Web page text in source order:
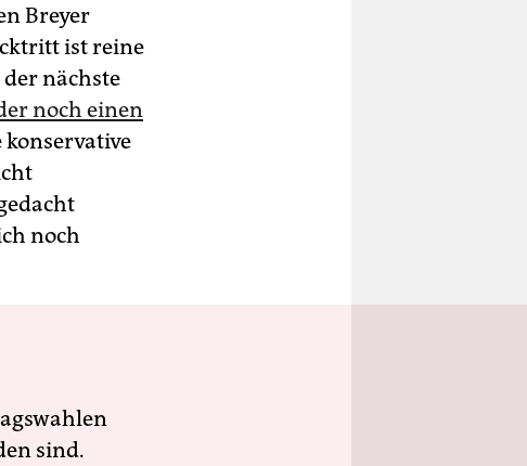
Breyer
ist reine
nächste
noch einen
konservative
noch
sind.